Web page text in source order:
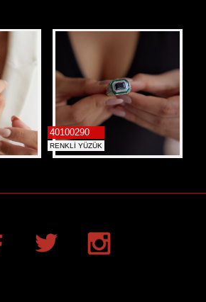
40100290
RENKLİ YÜZÜK